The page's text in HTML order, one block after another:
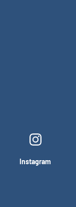
Instagram